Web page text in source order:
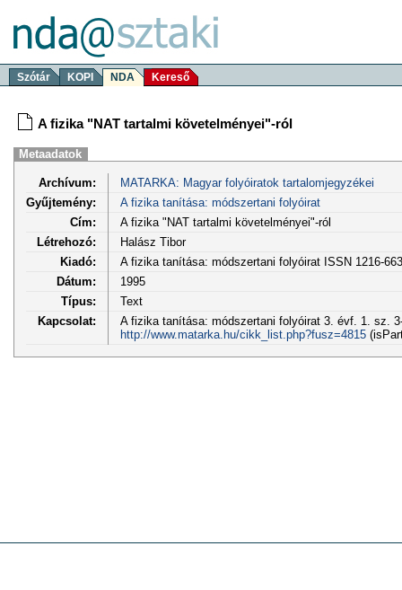
Szótár KOPI NDA Kereső
A fizika "NAT tartalmi követelményei"-ról
Metaadatok
Archívum:
MATARKA: Magyar folyóiratok tartalomjegyzékei
Gyűjtemény:
A fizika tanítása: módszertani folyóirat
Cím:
A fizika "NAT tartalmi követelményei"-ról
Létrehozó:
Halász Tibor
Kiadó:
A fizika tanítása: módszertani folyóirat ISSN 1216-
Dátum:
1995
Típus:
Text
Kapcsolat:
A fizika tanítása: módszertani folyóirat 3. évf. 1. sz.
http://www.matarka.hu/cikk_list.php?fusz=4815